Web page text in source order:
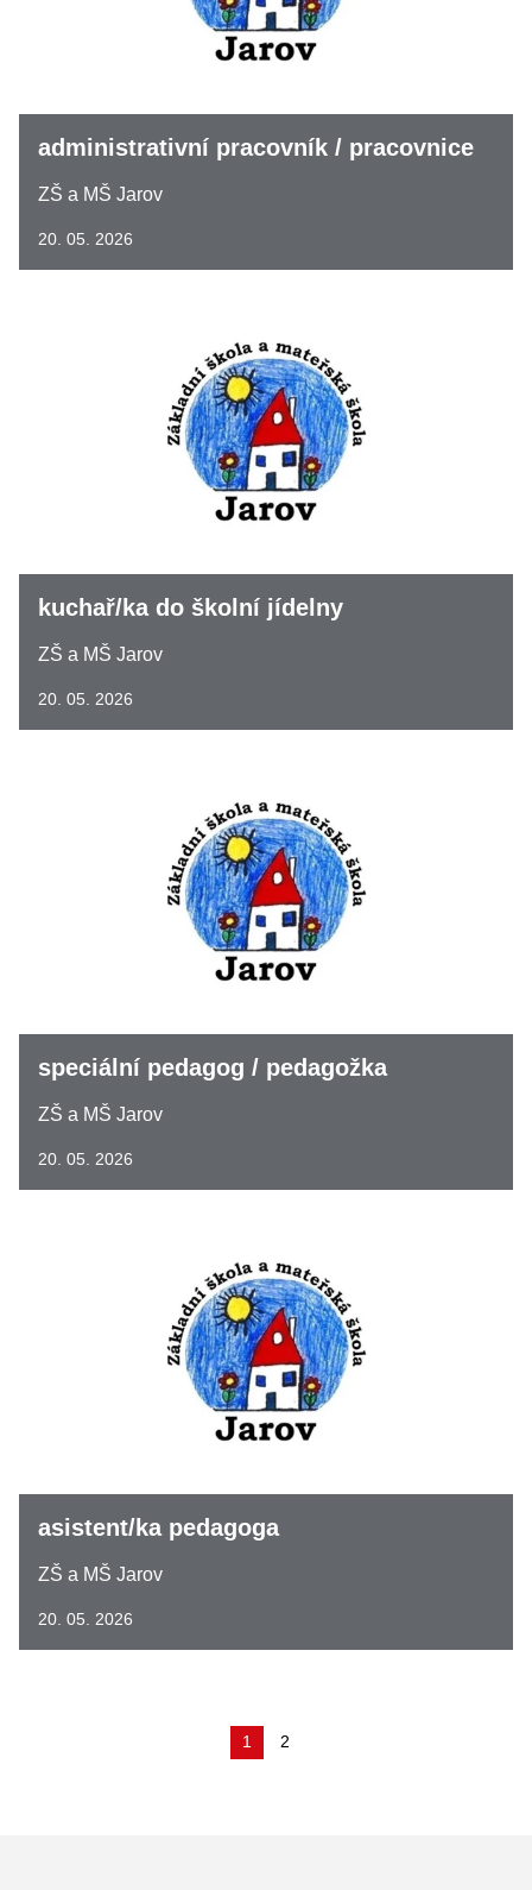
administrativní pracovník / pracovnice
ZŠ a MŠ Jarov
20. 05. 2026
kuchař/ka do školní jídelny
ZŠ a MŠ Jarov
20. 05. 2026
speciální pedagog / pedagožka
ZŠ a MŠ Jarov
20. 05. 2026
asistent/ka pedagoga
ZŠ a MŠ Jarov
20. 05. 2026
1
(aktuální) 2